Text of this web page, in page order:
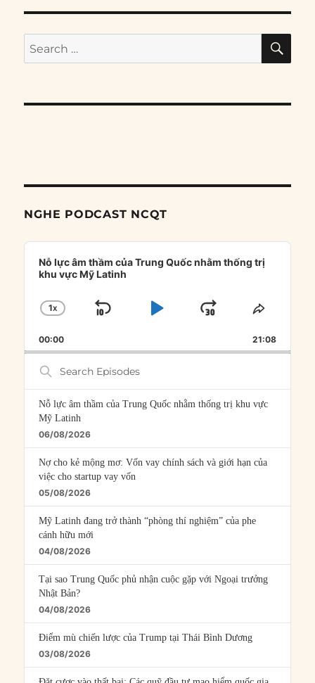
Search
for:
NGHE PODCAST NCQT
Audio
Player
Nỗ lực âm thầm của Trung Quốc nhằm thống trị
khu vực Mỹ Latinh
CHANGE
RATE
1X
SKIP
PLAYJUMP
FORWARD
SHARE
00:00 21:08
Search
Episodes
Nỗ lực âm thầm của Trung Quốc nhằm thống trị khu vực
Mỹ Latinh
06/08/2026
Nợ cho kẻ mộng mơ: Vốn vay chính sách và giới hạn của
việc cho startup vay vốn
05/08/2026
Mỹ Latinh đang trở thành “phòng thí nghiệm” của phe
cánh hữu mới
04/08/2026
Tại sao Trung Quốc phủ nhận cuộc gặp với Ngoại trưởng
Nhật Bản?
04/08/2026
Điểm mù chiến lược của Trump tại Thái Bình Dương
03/08/2026